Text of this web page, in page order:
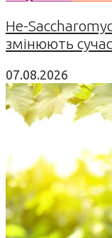
Не-
змінюють
07.08.2026